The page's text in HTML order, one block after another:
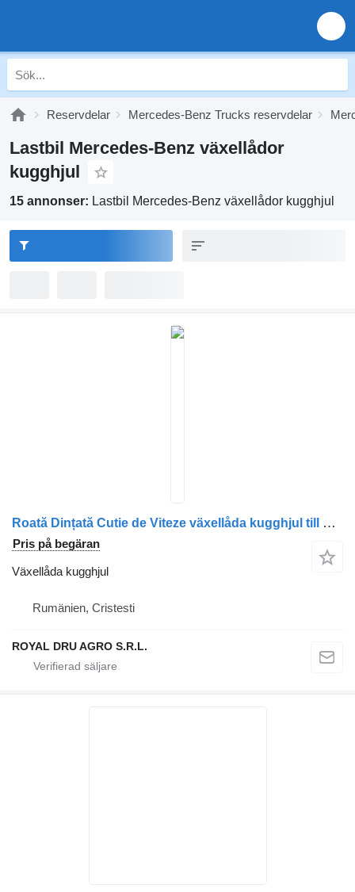
Reservdelar Mercedes-Benz Trucks reservdelar
Lastbil Mercedes-Benz växellådor
kugghjul
15 annonser: Lastbil Mercedes-Benz växellådor kugghjul
Roată Dințată Cutie de Viteze växellåda kugghjul till Mercedes-Benz 2419 14726 lastbil
Pris på begäran
Växellåda kugghjul
Rumänien, Cristesti
ROYAL DRU AGRO S.R.L.